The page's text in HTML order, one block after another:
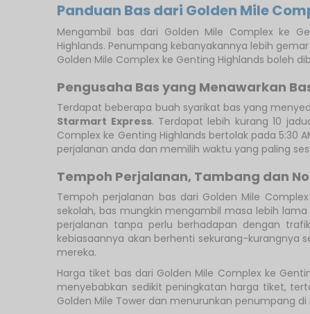
Panduan Bas dari Golden Mile
Mengambil bas dari Golden Mile Complex ke
Highlands. Penumpang kebanyakannya lebih
Golden Mile Complex ke Genting Highlands boleh
Pengusaha Bas yang Menawarkan
Terdapat beberapa buah syarikat bas yang
Starmart Express. Terdapat lebih kurang 10
Complex ke Genting Highlands bertolak pada 5:30
perjalanan anda dan memilih waktu yang paling
Tempoh Perjalanan, Tambang dan
Tempoh perjalanan bas dari Golden Mile
sekolah, bas mungkin mengambil masa lebih
perjalanan tanpa perlu berhadapan dengan
kebiasaannya akan berhenti sekurang-kurangnya
mereka.
Harga tiket bas dari Golden Mile Complex ke
menyebabkan sedikit peningkatan harga tiket,
Golden Mile Tower dan menurunkan penumpang